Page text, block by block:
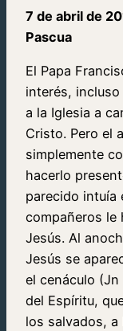
7 de abril de
Pascua
El Papa
interés,
a la Iglesia a
Cristo. Pero el
simplemente
hacerlo
parecido intuía
compañeros le
Jesús. Al
Jesús se
el cenáculo
del Espíritu,
los salvados,